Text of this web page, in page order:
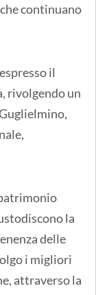
continuano
il
rivolgendo un
la
delle
i migliori
attraverso la